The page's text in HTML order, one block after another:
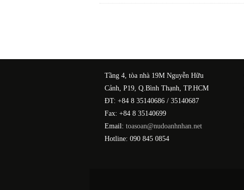
Tầng 4, tòa nhà 19M Nguyễn Hữu
Cảnh, P19, Q.Bình Thạnh, TP.HCM
ĐT: +84 8 35140686 / 35140687
Fax: +84 8 35140699
Email: toasoan@nudoanhnhan.net
Hotline: 090 845 0854